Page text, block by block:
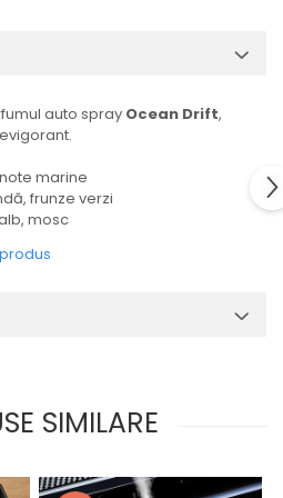
auto spray Ocean Drift,
marine
frunze verzi
mosc
SIMILARE